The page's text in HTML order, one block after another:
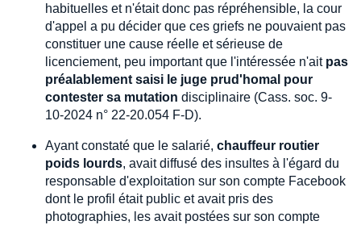
habituelles et n'était donc pas répréhensible, la cour
d'appel a pu décider que ces griefs ne pouvaient pas
constituer une cause réelle et sérieuse de
licenciement, peu important que l'intéressée n'ait pas
préalablement saisi le juge prud'homal pour
contester sa mutation disciplinaire (Cass. soc. 9-
10-2024 n° 22-20.054 F-D).
Ayant constaté que le salarié, chauffeur routier
poids lourds, avait diffusé des insultes à l'égard du
responsable d'exploitation sur son compte Facebook
dont le profil était public et avait pris des
photographies, les avait postées sur son compte